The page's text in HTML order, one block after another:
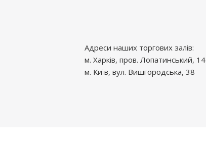
Адреси наших торгових залів:
м. Харків, пров. Лопатинський, 14
м. Київ, вул. Вишгородська, 38